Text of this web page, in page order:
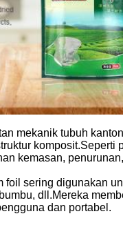
mekanik tubuh
kemasan,
foil sering digunakan
dll.Mereka
dan portabel.